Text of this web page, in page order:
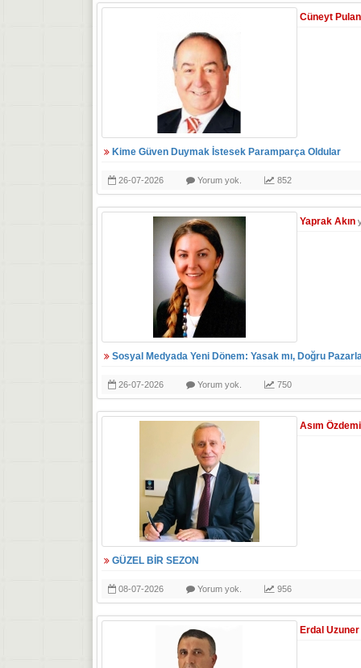
Cüneyt
Kime Güven Duymak İstesek Paramparça Oldular
26-07-2026 Yorum yok. 852
Yaprak Akın
Sosyal Medyada Yeni Dönem: Yasak mı, Doğru
26-07-2026 Yorum yok. 750
Asım
GÜZEL BİR SEZON
08-07-2026 Yorum yok. 956
Erdal Uzuner